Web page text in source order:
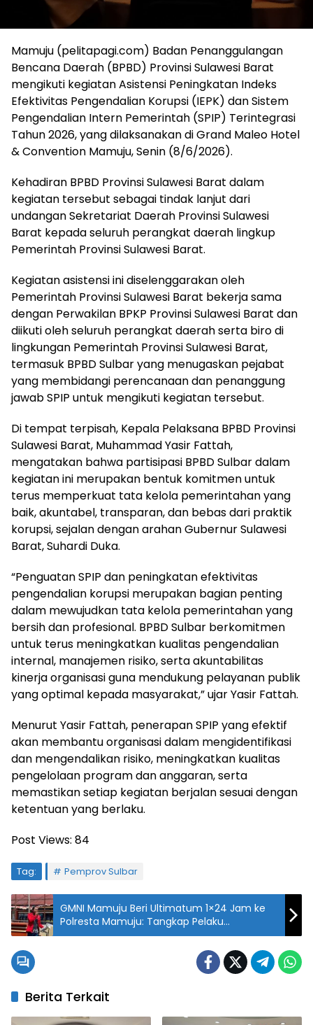
Mamuju (pelitapagi.com) Badan Penanggulangan
Bencana Daerah (BPBD) Provinsi Sulawesi Barat
mengikuti kegiatan Asistensi Peningkatan Indeks
Efektivitas Pengendalian Korupsi (IEPK) dan Sistem
Pengendalian Intern Pemerintah (SPIP) Terintegrasi
Tahun 2026, yang dilaksanakan di Grand Maleo Hotel
& Convention Mamuju, Senin (8/6/2026).
Kehadiran BPBD Provinsi Sulawesi Barat dalam
kegiatan tersebut sebagai tindak lanjut dari
undangan Sekretariat Daerah Provinsi Sulawesi
Barat kepada seluruh perangkat daerah lingkup
Pemerintah Provinsi Sulawesi Barat.
Kegiatan asistensi ini diselenggarakan oleh
Pemerintah Provinsi Sulawesi Barat bekerja sama
dengan Perwakilan BPKP Provinsi Sulawesi Barat dan
diikuti oleh seluruh perangkat daerah serta biro di
lingkungan Pemerintah Provinsi Sulawesi Barat,
termasuk BPBD Sulbar yang menugaskan pejabat
yang membidangi perencanaan dan penanggung
jawab SPIP untuk mengikuti kegiatan tersebut.
Di tempat terpisah, Kepala Pelaksana BPBD Provinsi
Sulawesi Barat, Muhammad Yasir Fattah,
mengatakan bahwa partisipasi BPBD Sulbar dalam
kegiatan ini merupakan bentuk komitmen untuk
terus memperkuat tata kelola pemerintahan yang
baik, akuntabel, transparan, dan bebas dari praktik
korupsi, sejalan dengan arahan Gubernur Sulawesi
Barat, Suhardi Duka.
“Penguatan SPIP dan peningkatan efektivitas
pengendalian korupsi merupakan bagian penting
dalam mewujudkan tata kelola pemerintahan yang
bersih dan profesional. BPBD Sulbar berkomitmen
untuk terus meningkatkan kualitas pengendalian
internal, manajemen risiko, serta akuntabilitas
kinerja organisasi guna mendukung pelayanan publik
yang optimal kepada masyarakat,” ujar Yasir Fattah.
Menurut Yasir Fattah, penerapan SPIP yang efektif
akan membantu organisasi dalam mengidentifikasi
dan mengendalikan risiko, meningkatkan kualitas
pengelolaan program dan anggaran, serta
memastikan setiap kegiatan berjalan sesuai dengan
ketentuan yang berlaku.
Post Views: 84
Tag: Pemprov Sulbar
GMNI Mamuju Beri Ultimatum 1×24 Jam ke
Polresta Mamuju: Tangkap Pelaku
Pengeroyokan Sekretaris DPD atau Kami
Berita Terkait